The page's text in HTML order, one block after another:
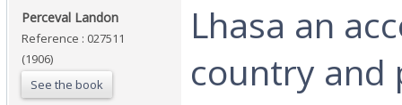
‎Perceval Landon‎
Reference : 027511
(1906)
See the book
‎Lhasa an
country and